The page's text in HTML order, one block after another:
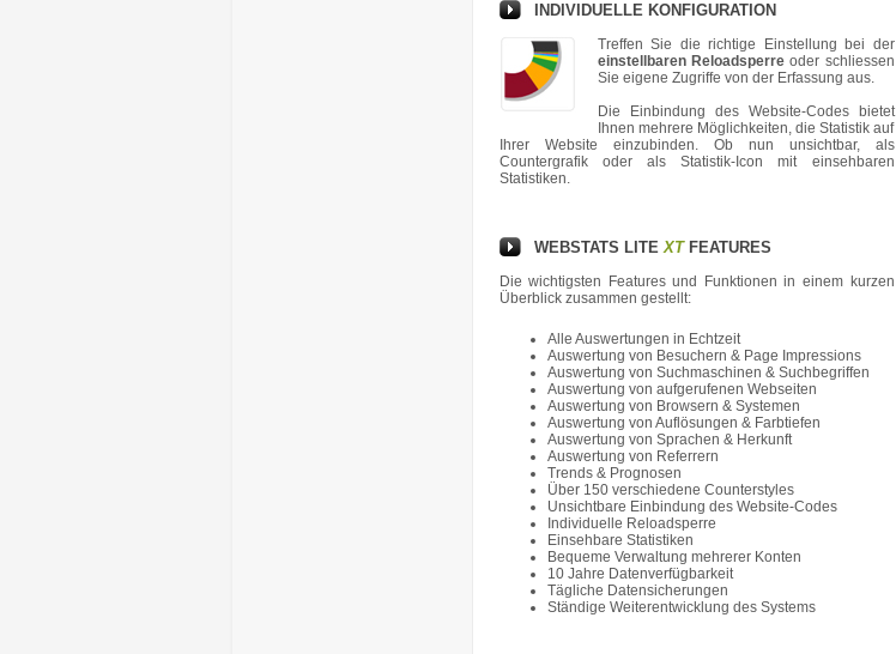
INDIVIDUELLE KONFIGURATION
Treffen Sie die richtige Einstellung bei der
einstellbaren Reloadsperreoder schliessen
Sie eigene Zugriffe von der Erfassung aus.
Die Einbindung des Website-Codes bietet
Ihnen mehrere Möglichkeiten, die Statistik auf
Ihrer Website einzubinden. Ob nun unsichtbar, als
Countergrafik oder als Statistik-Icon mit einsehbaren
Statistiken.
WEBSTATS LITEXTFEATURES
Die wichtigsten Features und Funktionen in einem kurzen
Überblick zusammen gestellt:
Alle Auswertungen in Echtzeit
Auswertung von Besuchern & Page Impressions
Auswertung von Suchmaschinen & Suchbegriffen
Auswertung von aufgerufenen Webseiten
Auswertung von Browsern & Systemen
Auswertung von Auflösungen & Farbtiefen
Auswertung von Sprachen & Herkunft
Auswertung von Referrern
Trends & Prognosen
Über 150 verschiedene Counterstyles
Unsichtbare Einbindung des Website-Codes
Individuelle Reloadsperre
Einsehbare Statistiken
Bequeme Verwaltung mehrerer Konten
10 Jahre Datenverfügbarkeit
Tägliche Datensicherungen
Ständige Weiterentwicklung des Systems